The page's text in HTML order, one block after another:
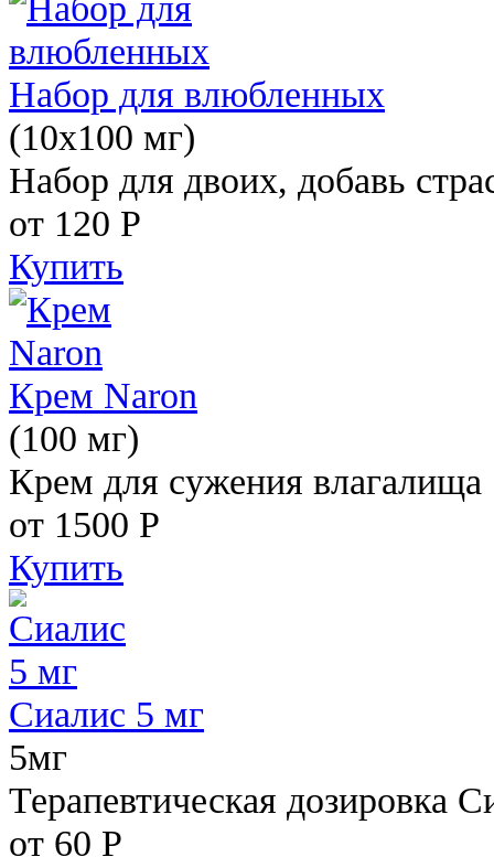
Набор для влюбленных
(10х100 мг)
Набор для двоих, добавь
от 120 Р
Купить
Крем Naron
(100 мг)
Крем для сужения влагалища
от 1500 Р
Купить
Сиалис 5 мг
5мг
Терапевтическая дозировка
от 60 Р